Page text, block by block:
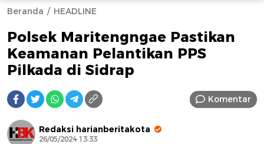
Beranda HEADLINE
Polsek Maritengngae Pastikan
Keamanan Pelantikan PPS
Pilkada di Sidrap
Komentar
Redaksi harianberitakota
26/05/2024 13:33